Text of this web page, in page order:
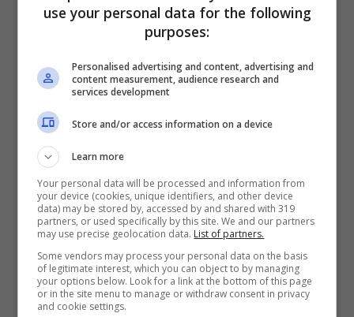
giornate di sport e di festa”.
“Ieri è terminata la seconda Festa dello Sport
targata Città di Terracina – c
l’assessora allo Sport del Comune di
Terracina Alessandra Feudi –
tante associazioni, moltissime locali, che
hanno accolto positivamente l’iniziativa e che
hanno reso possibile effettuare prove
gratuite a tante discipline. Sono molto
soddisfatta della partecipazione e della
grande affluenza registrata, ed è stato
use your personal data for the following
purposes:
Personalised advertising and content, advertising and
content measurement, audience research and
services development
Store and/or access information on a device
Learn more
Your personal data will be processed and information from
your device (cookies, unique identifiers, and other device
data) may be stored by, accessed by and shared with 319
partners, or used specifically by this site. We and our partners
may use precise geolocation data. List of partners.
Some vendors may process your personal data on the basis
of legitimate interest, which you can object to by managing
your options below. Look for a link at the bottom of this page
or in the site menu to manage or withdraw consent in privacy
and cookie settings.